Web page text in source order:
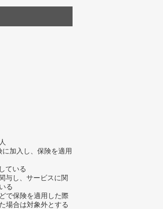
加入し、保険を適用
ている
与し、サービスに関
る
で保険を適用した際
場合は対象外とする